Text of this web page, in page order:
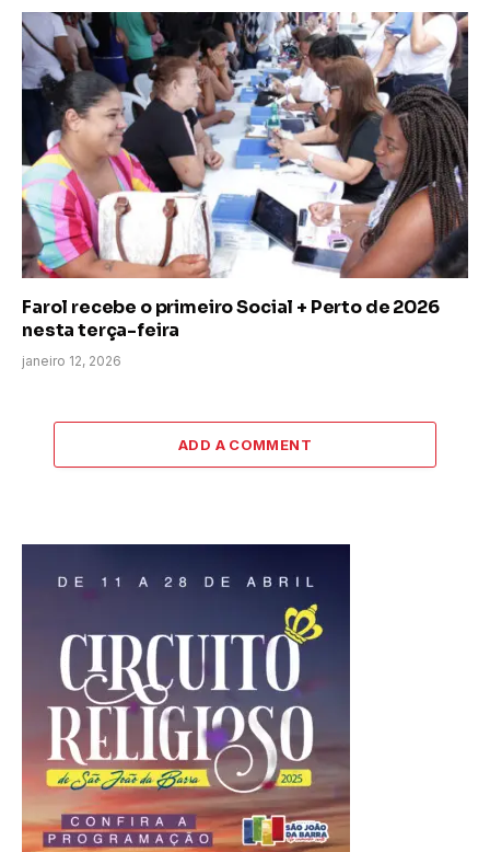
Farol recebe o primeiro Social + Perto de 2026
nesta terça-feira
janeiro 12, 2026
ADD A COMMENT